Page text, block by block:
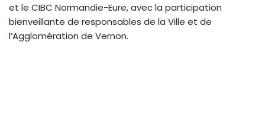
et le CIBC Normandie-Eure, avec la participation
bienveillante de responsables de la Ville et de
l’Agglomération de Vernon.